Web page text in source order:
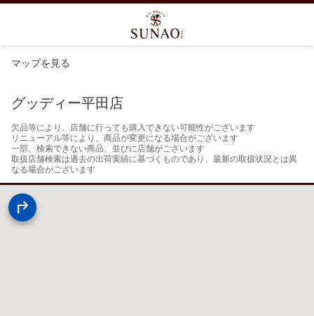
マップを見る
グッディー平田店
欠品等により、店舗に行っても購入できない可能性がございます
リニューアル等により、商品が変更になる場合がございます
一部、検索できない商品、並びに店舗がございます
取扱店舗検索は過去の出荷実績に基づくものであり、最新の取扱状況とは異
なる場合がございます